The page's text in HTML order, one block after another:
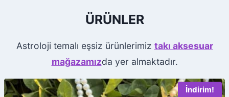
ÜRÜNLER
Astroloji temalı eşsiz ürünlerimiz takı aksesuar
mağazamızda yer almaktadır.
İndirim!